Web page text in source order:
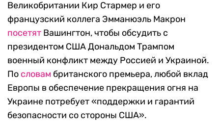
Великобритании Кир Стармер и его
французский коллега Эмманюэль Макрон
посетят Вашингтон, чтобы обсудить с
президентом США Дональдом Трампом
военный конфликт между Россией и Украиной.
По словам британского премьера, любой вклад
Европы в обеспечение прекращения огня на
Украине потребует «поддержки и гарантий
безопасности со стороны США».